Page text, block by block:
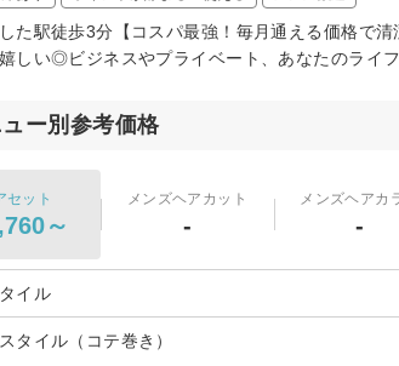
た駅徒歩3分【コスパ最強！毎月通える価格で
しい◎ビジネスやプライベート、あなたのライ
ュー別参考価格
セット
～
メンズヘアカット
-
メンズヘアカ
-
イル
タイル（コテ巻き）